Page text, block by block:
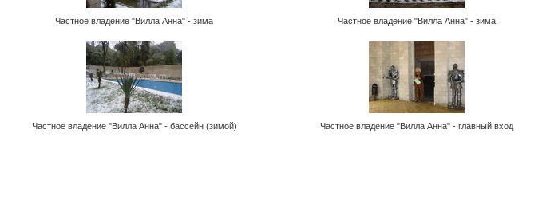
Частное владение "Вилла Анна" - зима Частное владение "Вилла Анна" - зима
Частное владение "Вилла Анна" - бассейн (зимой) Частное владение "Вилла Анна" - главный вход